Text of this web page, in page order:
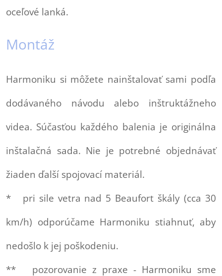
oceľové lanká.
Montáž
Harmoniku si môžete nainštalovať sami podľa
dodávaného návodu alebo inštruktážneho
videa. Súčasťou každého balenia je originálna
inštalačná sada. Nie je potrebné objednávať
žiaden ďalší spojovací materiál.
* pri sile vetra nad 5 Beaufort škály (cca 30
km/h) odporúčame Harmoniku stiahnuť, aby
nedošlo k jej poškodeniu.
** pozorovanie z praxe - Harmoniku sme